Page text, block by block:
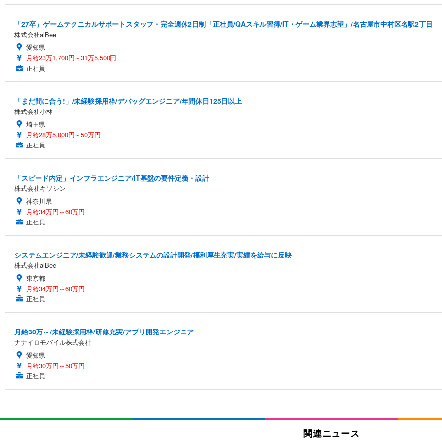
「27卒」ゲームテクニカルサポートスタッフ・完全週休2日制「正社員/QAスキル習得/IT・ゲーム業界志望」/名古屋市中村区名駅2丁目
株式会社alBee
愛知県
月給23万1,700円～31万5,500円
正社員
「まだ間に合う!」/未経験採用枠/デバッグエンジニア/年間休日125日以上
株式会社小林
埼玉県
月給28万5,000円～50万円
正社員
「スピード内定」インフラエンジニア/IT基盤の要件定義・設計
株式会社キソシン
神奈川県
月給34万円～60万円
正社員
システムエンジニア/未経験歓迎/業務システムの設計開発/福利厚生充実/実績を給与に反映
株式会社alBee
東京都
月給34万円～60万円
正社員
月給30万～/未経験採用枠/研修充実/アプリ開発エンジニア
ナナイロモバイル株式会社
愛知県
月給30万円～50万円
正社員
関連ニュース